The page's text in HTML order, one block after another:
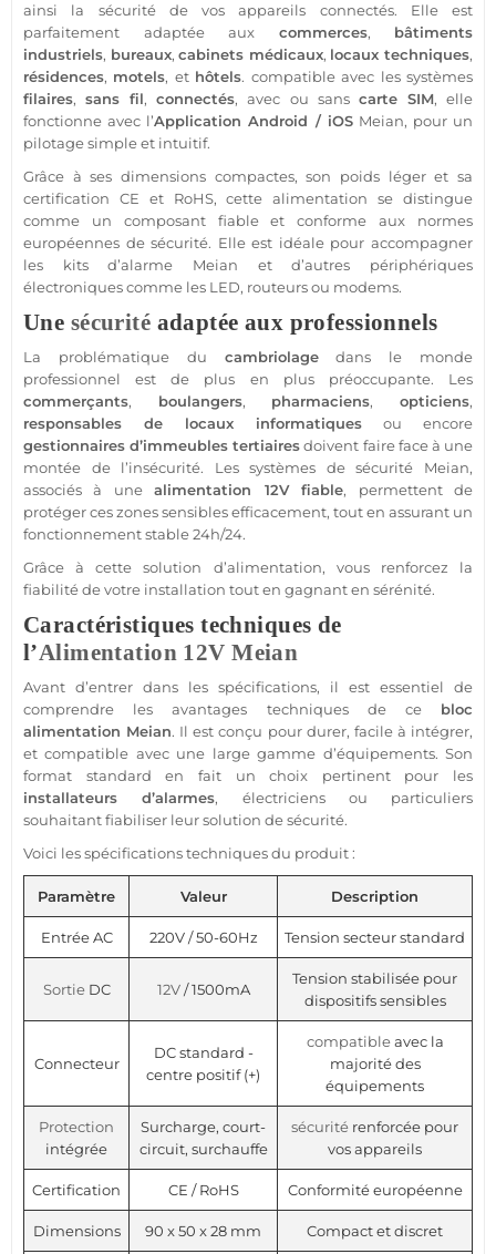
ainsi la sécuritéde vos appareils connectés. Elle est
parfaitement adaptée aux commerces, bâtiments
industriels, bureaux,cabinets médicaux, locaux techniques,
résidences, motels, et hôtels. compatibleavec les systèmes
filaires,sans fil,connectés, avec ou sans carte SIM, elle
fonctionne avec l’Application Android / iOS Meian, pour un
pilotage simple et intuitif.
Grâce à ses dimensions compactes, son poids léger et sa
certification CE et RoHS, cettealimentation se distingue
comme un composant fiableet conforme aux normes
européennes desécurité. Elle est idéale pour accompagner
les kits d’alarme Meian et d’autres périphériques
électroniques comme les LED, routeurs ou modems.
Une sécurité adaptée aux professionnels
La problématique du cambriolagedans le monde
professionnel est de plus en plus préoccupante. Les
commerçants, boulangers, pharmaciens,opticiens,
responsables de locaux informatiques ou encore
gestionnaires d’immeubles tertiairesdoivent faire face à une
montée de l’insécurité. Les systèmes desécurité Meian,
associés à unealimentation 12V fiable, permettent de
protégerces zones sensibles efficacement, tout en assurant un
fonctionnement stable 24h/24.
Grâce à cette solution d’alimentation, vous renforcez la
fiabilité de votre installation tout en gagnant en sérénité.
Caractéristiques techniques de
l’Alimentation 12V Meian
Avant d’entrer dans les spécifications, il est essentiel de
comprendre les avantages techniques de ce bloc
alimentation Meian. Il est conçu pour durer, facile à intégrer,
etcompatible avec une large gamme d’équipements. Son
format standard en fait un choix pertinent pour les
installateurs d’alarmes, électriciens ou particuliers
souhaitant fiabiliser leur solution desécurité.
Voici les spécifications techniques du produit :
Paramètre Valeur Description
Entrée AC 220V / 50-60Hz Tension secteur standard
SortieDC 12V/ 1500mA
Tension stabilisée pour
dispositifs sensibles
Connecteur
DC standard -
centre positif (+)
compatibleavec la
majorité des
équipements
Protection
intégrée
Surcharge, court-
circuit, surchauffe
sécurité renforcée pour
vos appareils
Certification CE / RoHS Conformité européenne
Dimensions 90 x 50 x 28 mm Compact et discret